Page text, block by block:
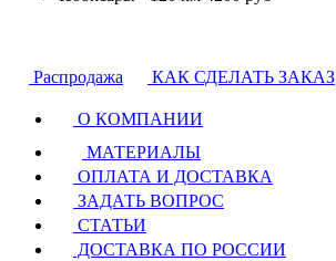
Распродажа КАК СДЕЛАТЬ ЗАКАЗ
О КОМПАНИИ
МАТЕРИАЛЫ
ОПЛАТА И ДОСТАВКА
ЗАДАТЬ ВОПРОС
СТАТЬИ
ДОСТАВКА ПО РОССИИ